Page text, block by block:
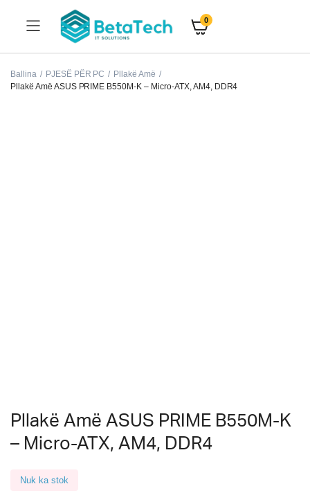
0
Ballina PJESË PËR PC
Pllakë Amë
Pllakë Amë ASUS PRIME B550M-K – Micro-ATX, AM4, DDR4
Pllakë Amë ASUS PRIME B550M-K
– Micro-ATX, AM4, DDR4
Nuk ka stok